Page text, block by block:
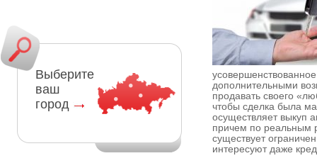
Выберите
ваш
город
дополнительными
продавать своего
чтобы сделка была
осуществляет выкуп
причем по реальным
существует
интересуют даже